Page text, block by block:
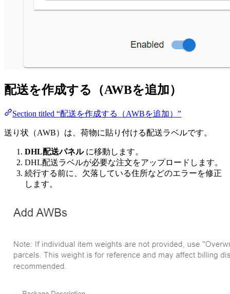
配送を作成する（AWBを追加）
Section titled “配送を作成する（AWBを追加）”
送り状（AWB）は、荷物に貼り付ける配送ラベルです。
DHL配送パネルに移動します。
DHL配送ラベルが必要な注文をアップロードします。
続行する前に、欠落している住所などのエラーを修正
します。